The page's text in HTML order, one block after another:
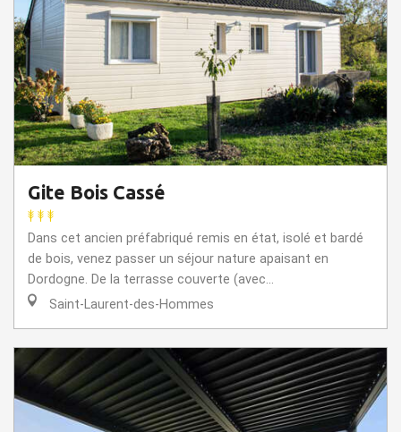
Gite Bois Cassé
Dans cet ancien préfabriqué remis en état, isolé et bardé
de bois, venez passer un séjour nature apaisant en
Dordogne. De la terrasse couverte (avec...
Saint-Laurent-des-Hommes